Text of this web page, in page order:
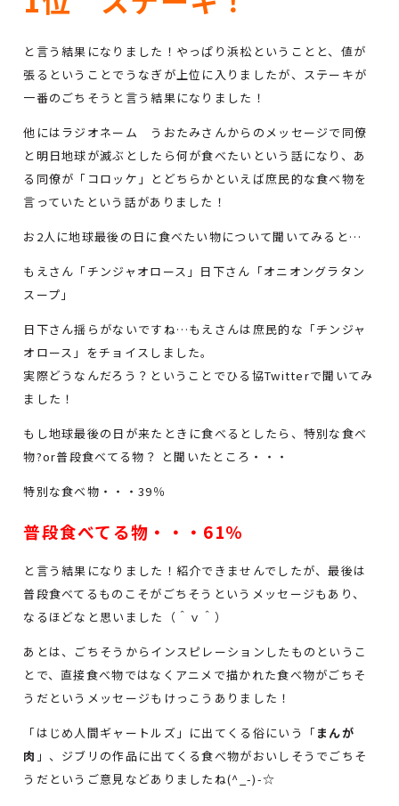
と言う結果になりました！やっぱり浜松ということと、値が
張るということでうなぎが上位に入りましたが、ステーキが
一番のごちそうと言う結果になりました！
他にはラジオネーム うおたみさんからのメッセージで同僚
と明日地球が滅ぶとしたら何が食べたいという話になり、あ
る同僚が「コロッケ」とどちらかといえば庶民的な食べ物を
言っていたという話がありました！
お2人に地球最後の日に食べたい物について聞いてみると…
もえさん「チンジャオロース」日下さん「オニオングラタン
スープ」
日下さん揺らがないですね…もえさんは庶民的な「チンジャ
オロース」をチョイスしました。
実際どうなんだろう？ということでひる協Twitterで聞いてみ
ました！
もし地球最後の日が来たときに食べるとしたら、特別な食べ
物?or普段食べてる物？ と聞いたところ・・・
特別な食べ物・・・39％
普段食べてる物・・・61％
と言う結果になりました！紹介できませんでしたが、最後は
普段食べてるものこそがごちそうというメッセージもあり、
なるほどなと思いました（＾ｖ＾）
あとは、ごちそうからインスピレーションしたものというこ
とで、直接食べ物ではなくアニメで描かれた食べ物がごちそ
うだというメッセージもけっこうありました！
「はじめ人間ギャートルズ」に出てくる俗にいう「まんが
肉 」、ジブリの作品に出てくる食べ物がおいしそうでごちそ
うだというご意見などありましたね(^_-)-☆